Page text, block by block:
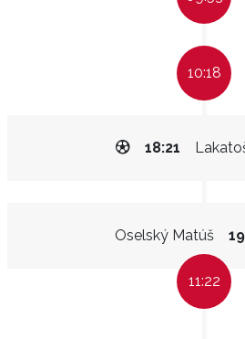
10:18
18:21
Oselský Matúš
11:22